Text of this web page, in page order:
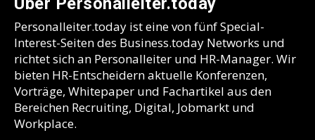
Personalleiter.today ist eine von fünf Special-
Interest-Seiten des Business.today Networks und
richtet sich an Personalleiter und HR-Manager. Wir
bieten HR-Entscheidern aktuelle Konferenzen,
Vorträge, Whitepaper und Fachartikel aus den
Bereichen Recruiting, Digital, Jobmarkt und
Workplace.